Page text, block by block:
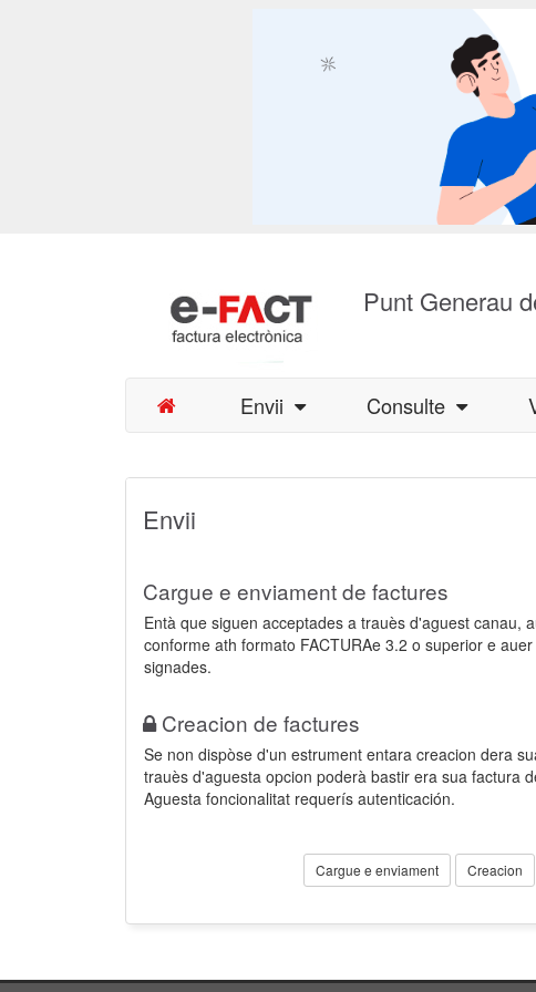
Punt Generau
Envii Consulte
Envii
Cargue e enviament de factures
Entà que siguen acceptades a trauès d'aguest canau,
conforme ath formato FACTURAe 3.2 o superior e
signades.
Creacion de factures
Se non dispòse d'un estrument entara creacion dera
trauès d'aguesta opcion poderà bastir era sua factura
Aguesta foncionalitat requerís autenticación.
Cargue e enviament Creacion